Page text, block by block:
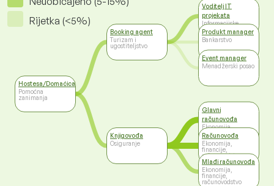
Rijetka (<5%)
Hostesa/Domaćica
Pomoćna
zanimanja
Booking agent
Turizam i
ugostiteljstvo
Knjigovođa
Osiguranje
Voditelj IT
projekata
Informacijske
tehnologije
Produkt manager
Bankarstvo
Event manager
Menadžerski posao
Glavni
računovođa
Ekonomija,
financije,
računovodstvo
Računovođa
Ekonomija,
financije,
računovodstvo
Mlađi računovođa
Ekonomija,
financije,
računovodstvo